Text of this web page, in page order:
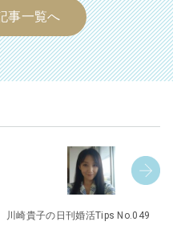
事一覧へ
川崎貴子の日刊婚活Tips No.049